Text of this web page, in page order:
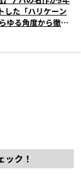
した「ハリケーン
ゆる角度から徹底
ック！